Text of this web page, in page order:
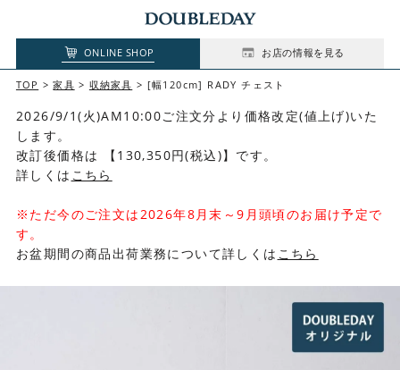
ONLINE SHOP お店の情報を見る
TOP 家具 収納家具 [幅120cm] RADY チェスト
2026/9/1(火)AM10:00ご注文分より価格改定(値上げ)いた
します。
改訂後価格は 【130,350円(税込)】です。
詳しくは こちら
※ただ今のご注文は2026年8月末～9月頭頃のお届け予定で
す。
お盆期間の商品出荷業務について詳しくは こちら